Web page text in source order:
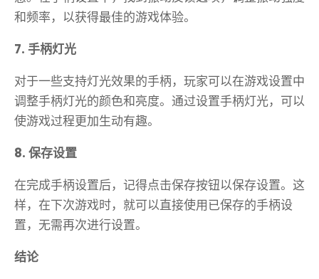
和频率，以获得最佳的游戏体验。
7. 手柄灯光
对于一些支持灯光效果的手柄，玩家可以在游戏设置中
调整手柄灯光的颜色和亮度。通过设置手柄灯光，可以
使游戏过程更加生动有趣。
8. 保存设置
在完成手柄设置后，记得点击保存按钮以保存设置。这
样，在下次游戏时，就可以直接使用已保存的手柄设
置，无需再次进行设置。
结论